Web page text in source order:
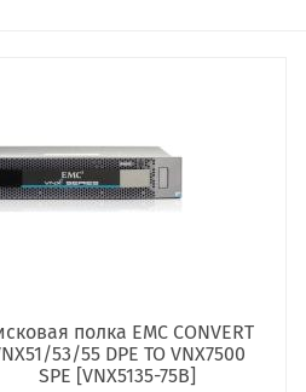
полка EMC CONVERT
53/55 DPE TO VNX7500
SPE [VNX5135-75B]